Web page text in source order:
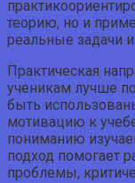
теорию, но и
реальные задачи
Практическая
ученикам лучше
быть
мотивацию к
пониманию
подход помогает
проблемы,